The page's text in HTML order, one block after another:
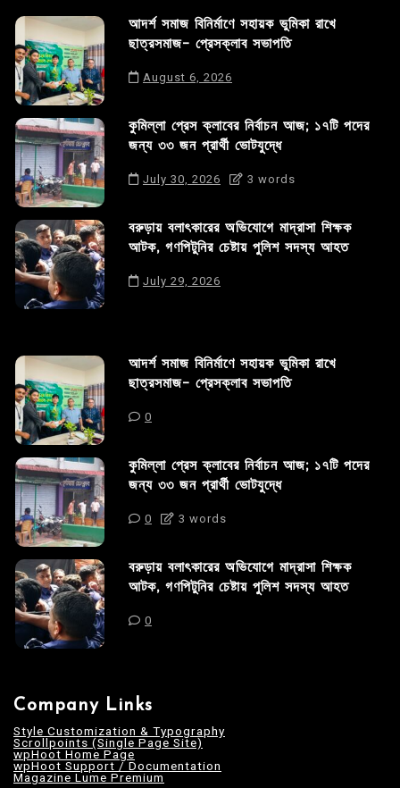
আদর্শ সমাজ বিনির্মাণে সহায়ক ভুমিকা রাখে
ছাত্রসমাজ- প্রেসক্লাব সভাপতি
August 6, 2026
কুমিল্লা প্রেস ক্লাবের নির্বাচন আজ; ১৭টি পদের
জন্য ৩৩ জন প্রার্থী ভোটযুদ্ধে
July 30, 2026 3 words
বরুড়ায় বলাৎকারের অভিযোগে মাদ্রাসা শিক্ষক
আটক, গণপিটুনির চেষ্টায় পুলিশ সদস্য আহত
July 29, 2026
আদর্শ সমাজ বিনির্মাণে সহায়ক ভুমিকা রাখে
ছাত্রসমাজ- প্রেসক্লাব সভাপতি
0
কুমিল্লা প্রেস ক্লাবের নির্বাচন আজ; ১৭টি পদের
জন্য ৩৩ জন প্রার্থী ভোটযুদ্ধে
0 3 words
বরুড়ায় বলাৎকারের অভিযোগে মাদ্রাসা শিক্ষক
আটক, গণপিটুনির চেষ্টায় পুলিশ সদস্য আহত
0
Company Links
Style Customization & Typography
Scrollpoints (Single Page Site)
wpHoot Home Page
wpHoot Support / Documentation
Magazine Lume Premium